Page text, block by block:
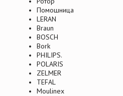
Помошница
LERAN
Braun
BOSCH
Bork
PHILIPS.
POLARIS
ZELMER
TEFAL
Moulinex